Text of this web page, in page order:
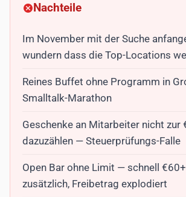
Nachteile
Im November mit der Suche
wundern dass die Top-Locations
Reines Buffet ohne Programm in
Smalltalk-Marathon
Geschenke an Mitarbeiter nicht zur
dazuzählen — Steuerprüfungs-Falle
Open Bar ohne Limit — schnell
zusätzlich, Freibetrag explodiert